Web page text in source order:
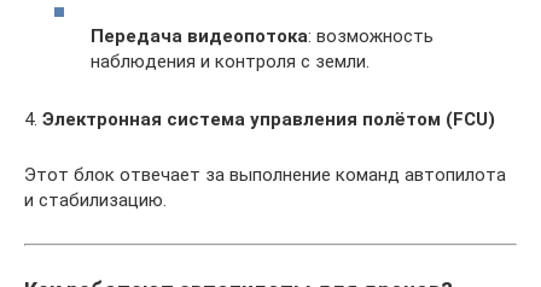
Передача видеопотока: возможность
наблюдения и контроля с земли.
4. Электронная система управления полётом (FCU)
Этот блок отвечает за выполнение команд автопилота
и стабилизацию.